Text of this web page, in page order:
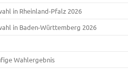
in Rheinland-Pfalz 2026
in Baden-Württemberg 2026
Wahlergebnis